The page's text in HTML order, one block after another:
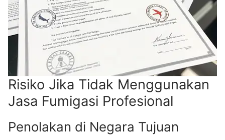
Risiko Jika Tidak Menggunakan
Jasa Fumigasi Profesional
Penolakan di Negara Tujuan